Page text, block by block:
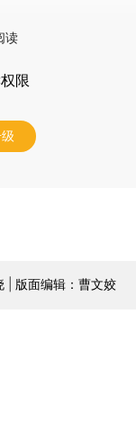
读
限
| 版面编辑：曹文姣